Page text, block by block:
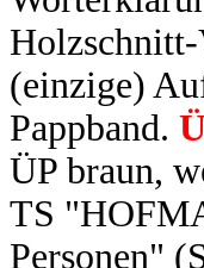
(einzige)
Pappband.
ÜP braun,
TS
Personen"